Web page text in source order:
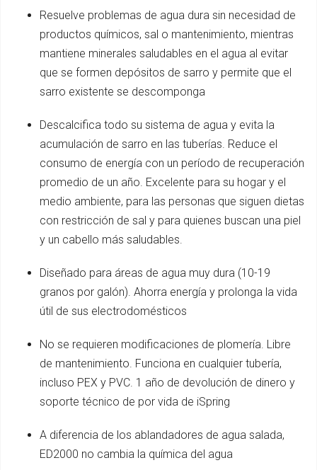
Resuelve problemas de agua dura sin necesidad de
productos químicos, sal o mantenimiento, mientras
mantiene minerales saludables en el agua al evitar
que se formen depósitos de sarro y permite que el
sarro existente se descomponga
Descalcifica todo su sistema de agua y evita la
acumulación de sarro en las tuberías. Reduce el
consumo de energía con un período de recuperación
promedio de un año. Excelente para su hogar y el
medio ambiente, para las personas que siguen dietas
con restricción de sal y para quienes buscan una piel
y un cabello más saludables.
Diseñado para áreas de agua muy dura (10-19
granos por galón). Ahorra energía y prolonga la vida
útil de sus electrodomésticos
No se requieren modificaciones de plomería. Libre
de mantenimiento. Funciona en cualquier tubería,
incluso PEX y PVC. 1 año de devolución de dinero y
soporte técnico de por vida de iSpring
A diferencia de los ablandadores de agua salada,
ED2000 no cambia la química del agua